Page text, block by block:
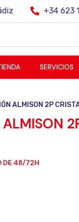
+34 623
SERVICIOS
ALMISON 2P
DE 48/72H